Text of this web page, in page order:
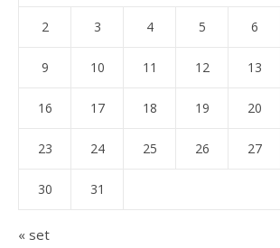
2 3 4 5 6
9 10 11 12 13
16 17 18 19 20
23 24 25 26 27
30 31
« set